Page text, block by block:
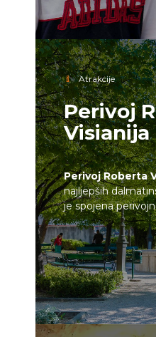
Atrakcije
Perivoj
Visianija
Perivoj Roberta
najljepših
je spojena